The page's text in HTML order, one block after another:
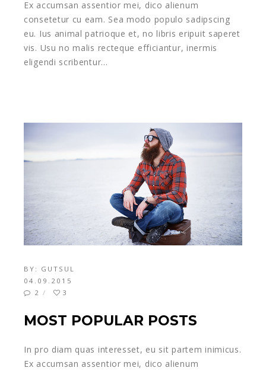
Ex accumsan assentior mei, dico alienum
consetetur cu eam. Sea modo populo sadipscing
eu. Ius animal patrioque et, no libris eripuit saperet
vis. Usu no malis recteque efficiantur, inermis
eligendi scribentur…
BY: GUTSUL
04.09.2015
2
3
MOST POPULAR POSTS
In pro diam quas interesset, eu sit partem inimicus.
Ex accumsan assentior mei, dico alienum